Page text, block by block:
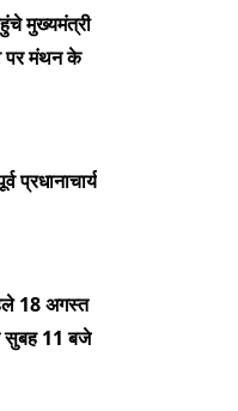
मुख्यमंत्री
पर मंथन के
प्रधानाचार्य
18 अगस्त
सुबह 11 बजे